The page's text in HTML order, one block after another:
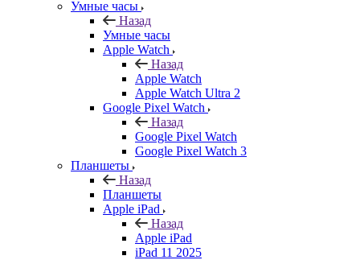
Умные часы
Назад
Умные часы
Apple Watch
Назад
Apple Watch
Apple Watch Ultra 2
Google Pixel Watch
Назад
Google Pixel Watch
Google Pixel Watch 3
Планшеты
Назад
Планшеты
Apple iPad
Назад
Apple iPad
iPad 11 2025